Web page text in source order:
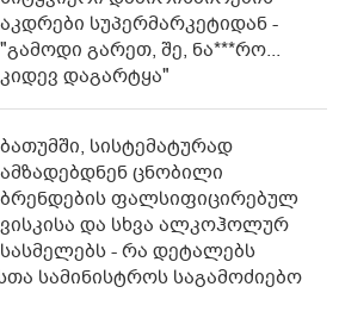
აკდრები სუპერმარკეტიდან -
"გამოდი გარეთ, შე, ნა***რო...
კიდევ დაგარტყა"
ბათუმში, სისტემატურად
ამზადებდნენ ცნობილი
ბრენდების ფალსიფიცირებულ
ვისკისა და სხვა ალკოჰოლურ
სასმელებს - რა დეტალებს
სამინისტროს საგამოძიებო